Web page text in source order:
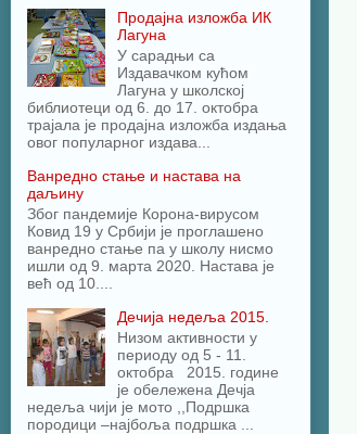
Продајна изложба ИК
Лагуна
У сарадњи са
Издавачком кућом
Лагуна у школској
библиотеци од 6. до 17. октобра
трајала је продајна изложба издања
овог популарног издава...
Ванредно стање и настава на
даљину
Због пандемије Корона-вирусом
Ковид 19 у Србији је проглашено
ванредно стање па у школу нисмо
ишли од 9. марта 2020. Настава је
већ од 10....
Дечија недеља 2015.
Низом активности у
периоду од 5 - 11.
октобра 2015. године
је обележена Дечја
недеља чији је мото ,,Подршка
породици –најбоља подршка ...